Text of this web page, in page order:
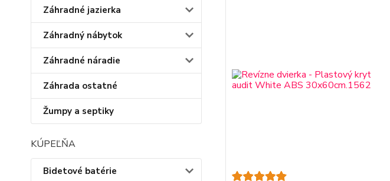
Záhradné jazierka
Záhradný nábytok
Záhradné náradie
Záhrada ostatné
Žumpy a septiky
KÚPEĽŇA
Bidetové batérie